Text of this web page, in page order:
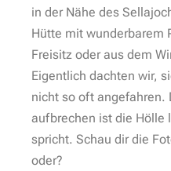
in der Nähe des
Hütte mit wunderbarem
Freisitz oder aus dem
Eigentlich dachten wir,
nicht so oft angefahren.
aufbrechen ist die Hölle
spricht. Schau dir die
oder?